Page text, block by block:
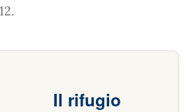
Il rifugio